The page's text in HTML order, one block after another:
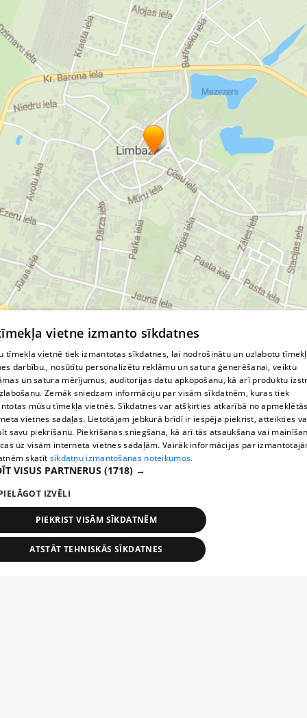
limbažu novads kontakti
limbažu novads apskates objekti
atpūta limbažu novadā
jaunais limbažu novads
© MapTiler© OpenStreetMap contributors
vietne izmanto sīkdatnes
tīmekļa vietnē tiek izmantotas sīkdatnes, lai nodrošinātu un uzlabotu
darbību., nosūtītu personalizētu reklāmu un satura ģenerēšanai, veiktu
un satura mērījumus, auditorijas datu apkopošanu, kā arī produktu
Zemāk sniedzam informāciju par visām sīkdatnēm, kuras tiek
mūsu tīmekļa vietnēs. Sīkdatnes var atšķirties atkarībā no
vietnes sadaļas. Lietotājam jebkurā brīdī ir iespēja piekrist, atteikties
savu piekrišanu. Piekrišanas sniegšana, kā arī tās atsaukšana vai
uz visām interneta vietnes sadaļām. Vairāk informācijas par
skatīt sīkdatņu izmantošanas noteikumos.
VISUS PARTNERUS (1718) →
IZVĒLI
PIEKRIST VISĀM SĪKDATNĒM
ATSTĀT TEHNISKĀS SĪKDATNES